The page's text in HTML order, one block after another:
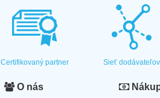
Certifikovaný partner Sieť dodávateľov
O nás